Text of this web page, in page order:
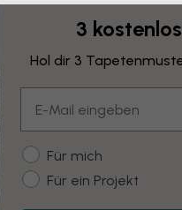
Wie viel kostet eine
Kann ich eine Leinwand
Muss ich die Leinwand
3
Hol dir 3
Customer type
Für mich
Für ein Projekt